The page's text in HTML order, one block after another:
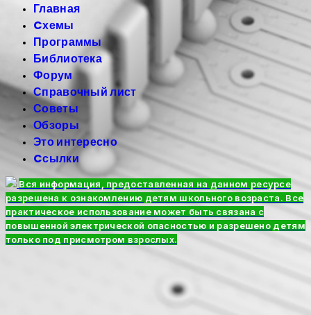
Главная
Cхемы
Программы
Библиотека
Форум
Справочный лист
Советы
Обзоры
Это интересно
Cсылки
Вся информация, предоставленная на данном ресурсе
разрешена к ознакомлению детям школьного возраста. Все
практическое использование может быть связана с
повышенной электрической опасностью и разрешено детям
только под присмотром взрослых.